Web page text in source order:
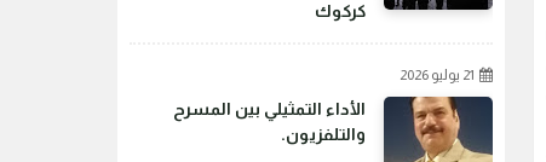
كركوك
21 يوليو 2026
الأداء التمثيلي بين المسرح
والتلفزيون.